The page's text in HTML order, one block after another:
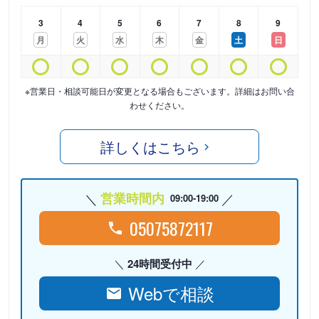
3
月
4
火
5
水
6
木
7
金
8
土
9
日
※営業日・相談可能日が変更となる場合もございます。詳細はお問い合
わせください。
詳しくはこちら
営業時間内 09:00-19:00
05075872117
24時間受付中
Webで相談